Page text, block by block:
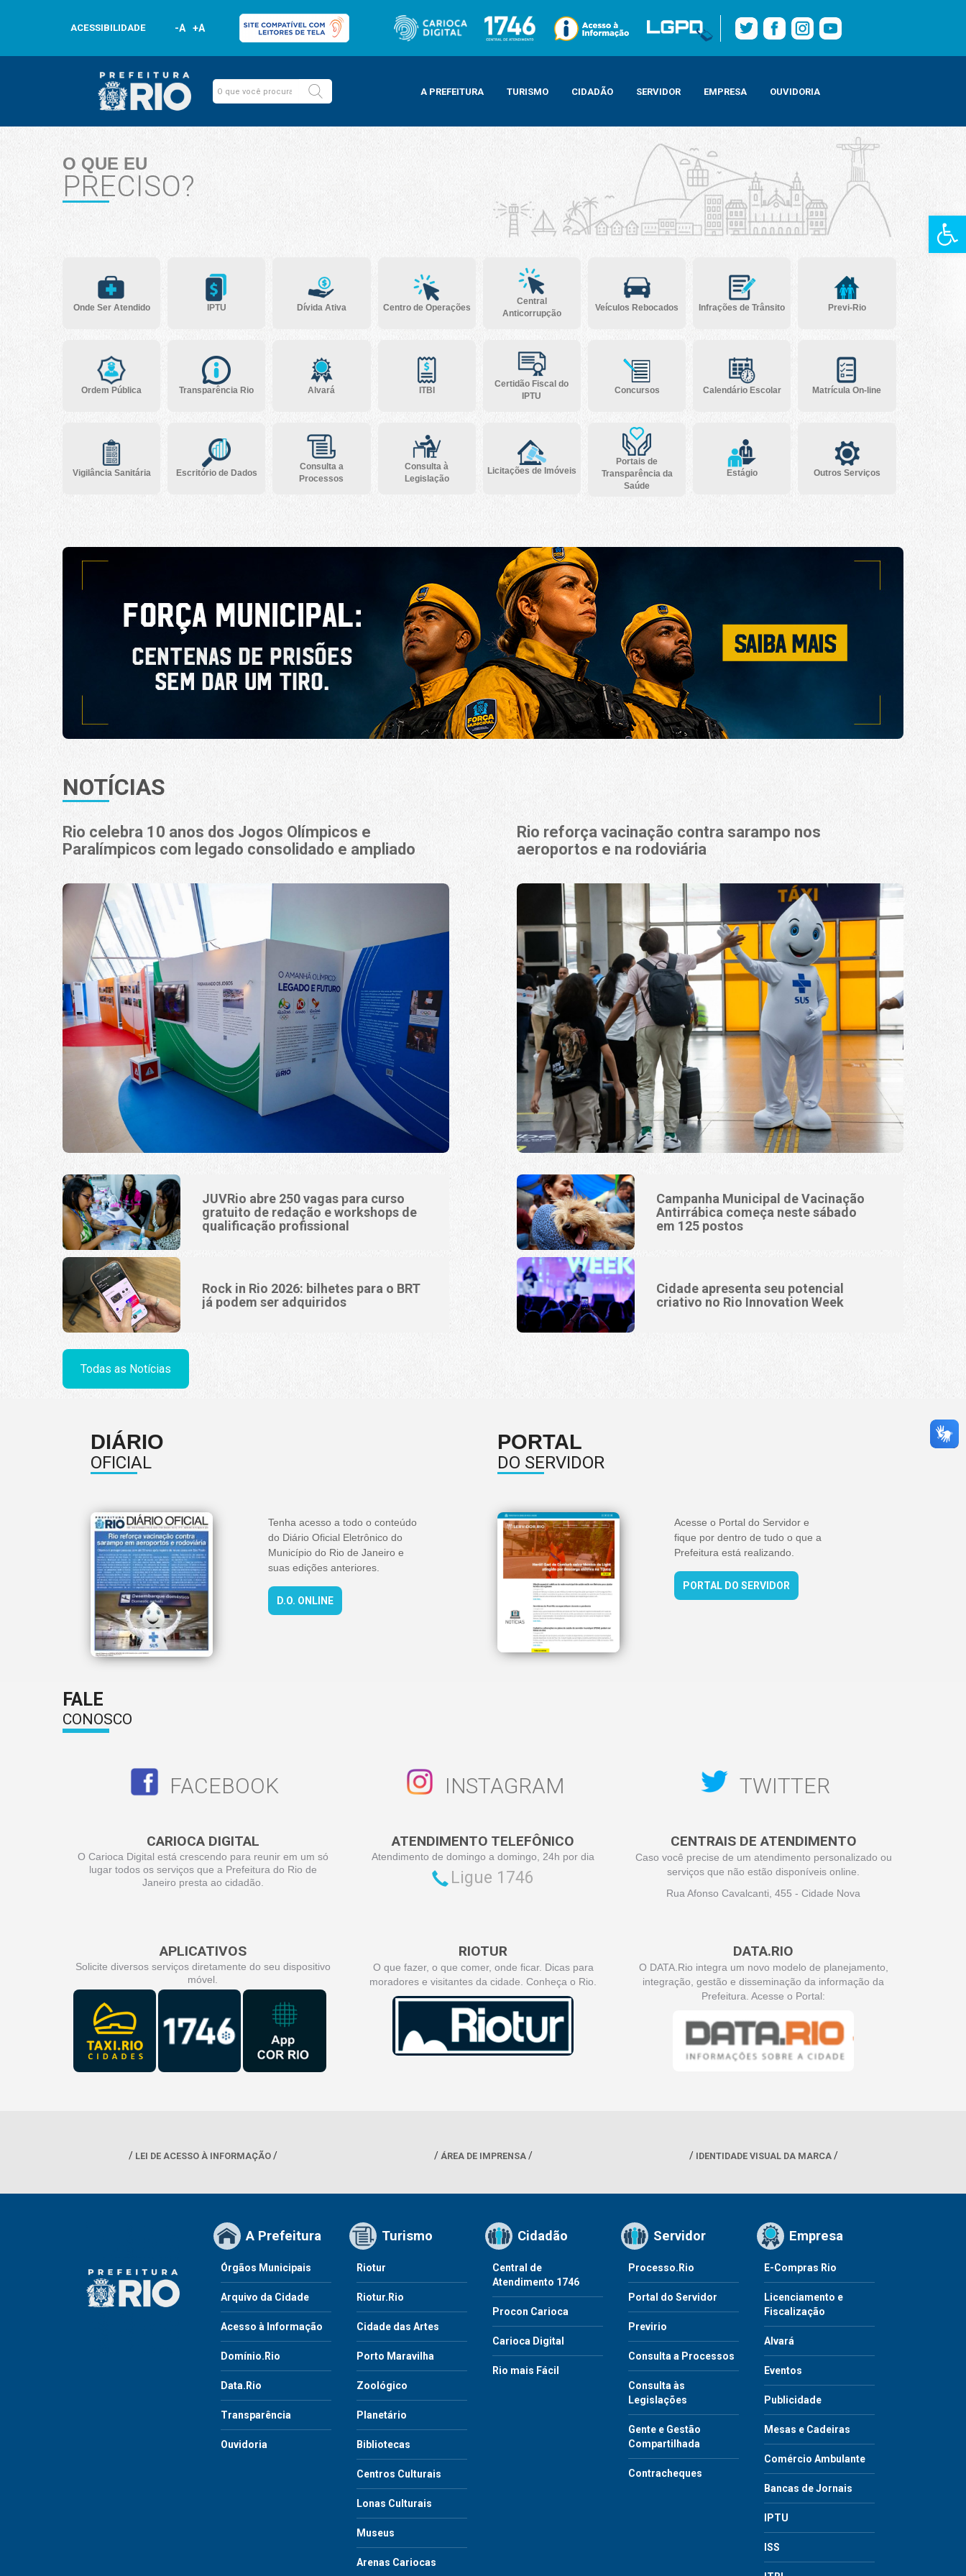
Barra de
ACESSIBILIDADE -A +A
A PREFEITURA TURISMO CIDADÃO SERVIDOR EMPRESA OUVIDORIA
O QUE EU
PRECISO?
Onde Ser Atendido IPTU Dívida Ativa Centro de Operações
Central
Anticorrupção
Veículos Rebocados Infrações de Trânsito Previ-Rio
Ordem Pública Transparência Rio Alvará ITBI
Certidão Fiscal do
IPTU
Concursos Calendário Escolar Matrícula On-line
Vigilância Sanitária Escritório de Dados
Consulta a
Processos
Consulta à
Legislação
Licitações de Imóveis
Portais de
Transparência da
Saúde
Estágio Outros Serviços
NOTÍCIAS
Rio celebra 10 anos dos Jogos Olímpicos e
Paralímpicos com legado consolidado e ampliado
Rio reforça vacinação contra sarampo nos
aeroportos e na rodoviária
JUVRio abre 250 vagas para curso
gratuito de redação e workshops de
qualificação profissional
Campanha Municipal de Vacinação
Antirrábica começa neste sábado
em 125 postos
Rock in Rio 2026: bilhetes para o BRT
já podem ser adquiridos
Cidade apresenta seu potencial
criativo no Rio Innovation Week
Todas as Notícias
DIÁRIO
OFICIAL
Tenha acesso a todo o conteúdo
do Diário Oficial Eletrônico do
Município do Rio de Janeiro e
suas edições anteriores.
D.O. ONLINE
PORTAL
DO SERVIDOR
Acesse o Portal do Servidor e
fique por dentro de tudo o que a
Prefeitura está realizando.
PORTAL DO SERVIDOR
FALE
CONOSCO
FACEBOOK INSTAGRAM TWITTER
CARIOCA DIGITAL
O Carioca Digital está crescendo para reunir em um só
lugar todos os serviços que a Prefeitura do Rio de
Janeiro presta ao cidadão.
ATENDIMENTO TELEFÔNICO
Atendimento de domingo a domingo, 24h por dia
Ligue 1746
CENTRAIS DE ATENDIMENTO
Caso você precise de um atendimento personalizado ou
serviços que não estão disponíveis online.
Rua Afonso Cavalcanti, 455 - Cidade Nova
APLICATIVOS
Solicite diversos serviços diretamente do seu dispositivo
móvel.
RIOTUR
O que fazer, o que comer, onde ficar. Dicas para
moradores e visitantes da cidade. Conheça o Rio.
DATA.RIO
O DATA.Rio integra um novo modelo de planejamento,
integração, gestão e disseminação da informação da
Prefeitura. Acesse o Portal:
LEI DE ACESSO À INFORMAÇÃO ÁREA DE IMPRENSA IDENTIDADE VISUAL DA MARCA
A Prefeitura
Órgãos Municipais
Arquivo da Cidade
Acesso à Informação
Domínio.Rio
Data.Rio
Transparência
Ouvidoria
Turismo
Riotur
Riotur.Rio
Cidade das Artes
Porto Maravilha
Zoológico
Planetário
Bibliotecas
Centros Culturais
Lonas Culturais
Museus
Arenas Cariocas
Cidadão
Central de
Atendimento 1746
Procon Carioca
Carioca Digital
Rio mais Fácil
Servidor
Processo.Rio
Portal do Servidor
Previrio
Consulta a Processos
Consulta às
Legislações
Gente e Gestão
Compartilhada
Contracheques
Empresa
E-Compras Rio
Licenciamento e
Fiscalização
Alvará
Eventos
Publicidade
Mesas e Cadeiras
Comércio Ambulante
Bancas de Jornais
IPTU
ISS